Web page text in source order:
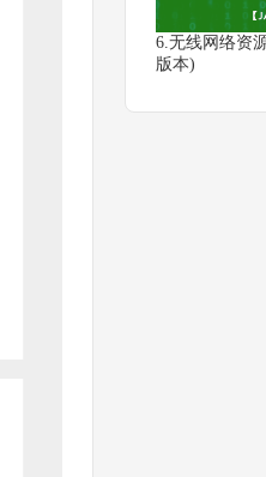
6.无线网络资
版本)